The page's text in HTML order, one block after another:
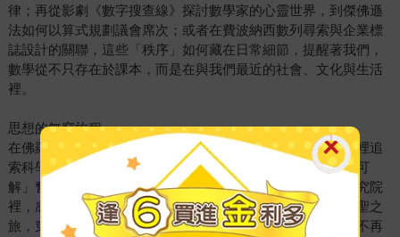
律；再從影劇《數字搜查線》探討數學家的心靈世界，到傑佛遜
法如何以算式規劃議會席次；或者在費波納西數列尋索與企業標
誌設計的關聯，這些「秩序」如何藏在日常細節，提醒著我們，
數學從不只存在於課本，而是在與我們最近的社會、文化與生活
裡。
思想的無窮旅程
在佛羅倫斯地板的幾何圖案裡遇見達文西，在伽利略的足跡裡追
索科學方法；在方程式的悲歌中，看見數學家為「可解與不可
解」奮鬥的身影；也在「火星人」數學家與普林斯頓高等研究院
裡，感受到孤獨天才如何推動世界。在書中展開一場數學朝聖之
旅，穿梭於歐洲的城市、思想的殿堂與學術的傳奇，讓數學不再